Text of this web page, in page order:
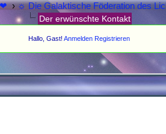
›☼ Die Galaktische Föderation des
Der erwünschte Kontakt
Hallo, Gast! Anmelden Registrieren